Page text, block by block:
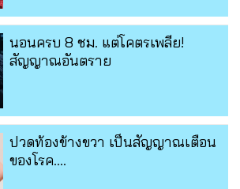
นอนครบ 8 ชม. แต่โคตรเพลีย!
สัญญาณอันตราย
ปวดท้องข้างขวา เป็นสัญญาณเตือน
ของโรค....